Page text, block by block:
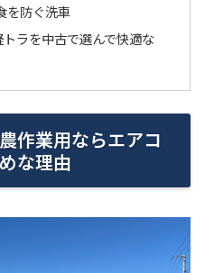
を防ぐ洗車
ラを中古で選んで快適な
作業用ならエアコ
な理由